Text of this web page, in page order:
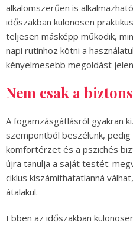
alkalomszerűen is
időszakban különösen
teljesen másképp működik,
napi rutinhoz kötni a
kényelmesebb megoldást
Nem csak a
A fogamzásgátlásról gyakran
szempontból beszélünk,
komfortérzet és a pszichés
újra tanulja a saját testét:
ciklus kiszámíthatatlanná
átalakul.
Ebben az időszakban